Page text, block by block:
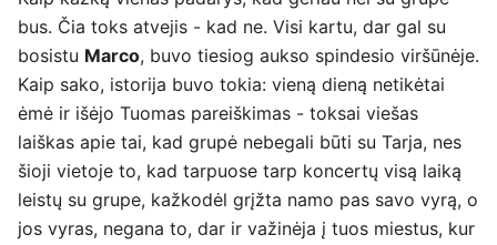
bus. Čia toks atvejis - kad ne. Visi kartu, dar gal su
bosistu Marco, buvo tiesiog aukso spindesio viršūnėje.
Kaip sako, istorija buvo tokia: vieną dieną netikėtai
ėmė ir išėjo Tuomas pareiškimas - toksai viešas
laiškas apie tai, kad grupė nebegali būti su Tarja, nes
šioji vietoje to, kad tarpuose tarp koncertų visą laiką
leistų su grupe, kažkodėl grįžta namo pas savo vyrą, o
jos vyras, negana to, dar ir važinėja į tuos miestus, kur